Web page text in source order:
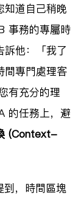
知道自己稍晚
事務的專屬時
訴他：「我了
間專門處理客
有充分的理
的任務上，避
(Context-
，時間區塊